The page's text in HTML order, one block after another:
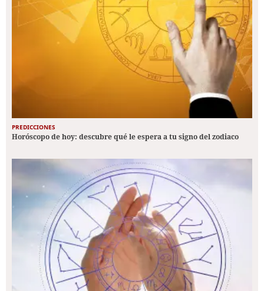
PREDICCIONES
Horóscopo de hoy: descubre qué le espera a tu signo del zodiaco